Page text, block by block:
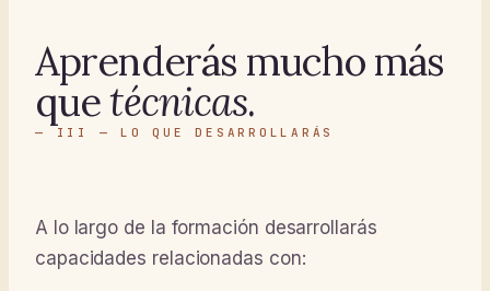
Aprenderás mucho más
quetécnicas.
— III — LO QUE DESARROLLARÁS
A lo largo de la formación desarrollarás
capacidades relacionadas con: